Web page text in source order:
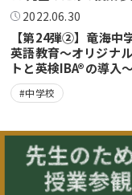
2022.06.30
【第24弾②】竜海中
英語教育～オリジナ
トと英検IBA®の導入
#中学校